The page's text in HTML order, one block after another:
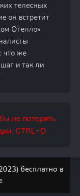
телесных
он встретит
Отелло»
что же
и так ли
не потерять
CTRL+D
бесплатно в